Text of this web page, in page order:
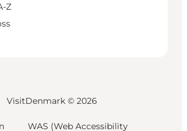
Z
VisitDenmark © 2026
WAS (Web Accessibility